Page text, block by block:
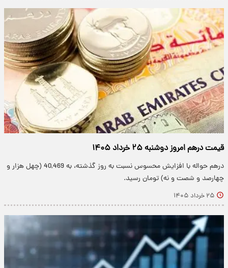
قیمت درهم امروز دوشنبه ۲۵ خرداد ۱۴۰۵
درهم حواله با افزایش محسوس نسبت به روز گذشته، به 40,469 (چهل هزار و
چهارصد و شصت و نه) تومان رسید.
۲۵ خرداد ۱۴۰۵